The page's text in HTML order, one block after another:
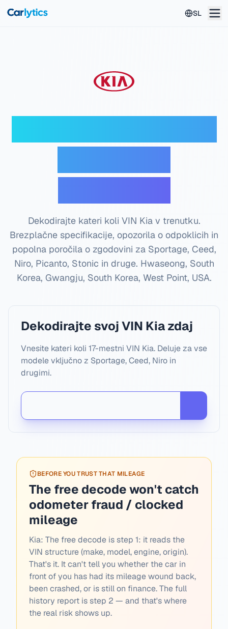
SL
Dekodirajte kateri koli VIN Kia v trenutku.
Brezplačne specifikacije, opozorila o odpoklicih in
popolna poročila o zgodovini za Sportage, Ceed,
Niro, Picanto, Stonic in druge. Hwaseong, South
Korea, Gwangju, South Korea, West Point, USA.
Dekodirajte svoj VIN Kia zdaj
Vnesite kateri koli 17-mestni VIN Kia. Deluje za vse
modele vključno z Sportage, Ceed, Niro in
drugimi.
BEFORE YOU TRUST THAT MILEAGE
The free decode won't catch
odometer fraud / clocked
mileage
Kia: The free decode is step 1: it reads the
VIN structure (make, model, engine, origin).
That's it. It can't tell you whether the car in
front of you has had its mileage wound back,
been crashed, or is still on finance. The full
history report is step 2 — and that's where
the real risk shows up.